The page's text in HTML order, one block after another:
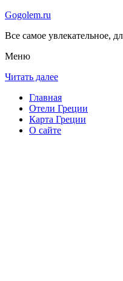
Gogolem.ru
Все самое увлекательное,
Меню
Читать далее
Главная
Отели Греции
Карта Греции
О сайте